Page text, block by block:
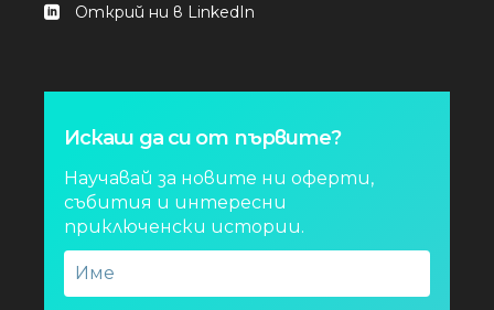
Открий ни в LinkedIn
Искаш да си от първите?
Научавай за новите ни оферти,
събития и интересни
приключенски истории.